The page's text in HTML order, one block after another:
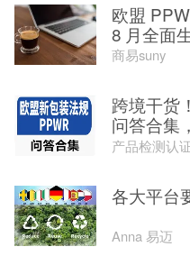
欧盟
8 月全面
商易suny
跨境干货
问答合集
产品检测认
各大平台
Anna 易迈